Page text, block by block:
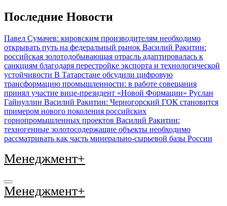
Перейти
к
Последние Новости
Павел Сумачев: кировским производителям необходимо
открывать путь на федеральный рынок Василий Ракитин:
российская золотодобывающая отрасль адаптировалась к
санкциям благодаря перестройке экспорта и технологической
устойчивости В Татарстане обсудили цифровую
трансформацию промышленности: в работе совещания
принял участие вице-президент «Новой Формации» Руслан
Гайнуллин Василий Ракитин: Черногорский ГОК становится
примером нового поколения российских
горнопромышленных проектов Василий Ракитин:
техногенные золотосодержащие объекты необходимо
рассматривать как часть минерально-сырьевой базы России
Менеджмент+
Менеджмент+